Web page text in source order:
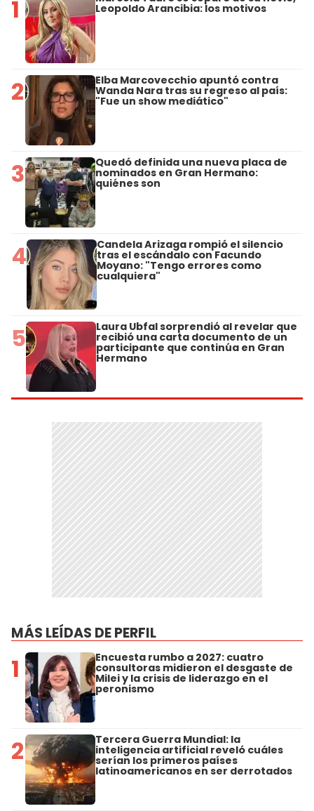
1 Leopoldo Arancibia: los motivos
2 Elba Marcovecchio apuntó contra
Wanda Nara tras su regreso al país:
"Fue un show mediático"
3 Quedó definida una nueva placa de
nominados en Gran Hermano:
quiénes son
4 Candela Arizaga rompió el silencio
tras el escándalo con Facundo
Moyano: "Tengo errores como
cualquiera"
5 Laura Ubfal sorprendió al revelar que
recibió una carta documento de un
participante que continúa en Gran
Hermano
MÁS LEÍDAS DE PERFIL
1 Encuesta rumbo a 2027: cuatro
consultoras midieron el desgaste de
Milei y la crisis de liderazgo en el
peronismo
2 Tercera Guerra Mundial: la
inteligencia artificial reveló cuáles
serían los primeros países
latinoamericanos en ser derrotados